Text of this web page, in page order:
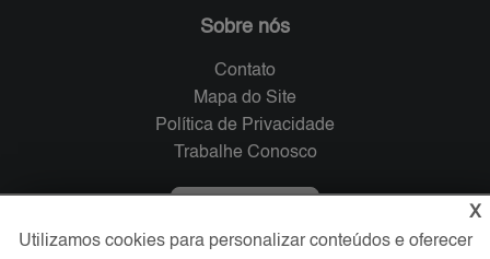
Sobre nós
Contato
Mapa do Site
Política de Privacidade
Trabalhe Conosco
X
Utilizamos cookies para personalizar conteúdos e oferecer